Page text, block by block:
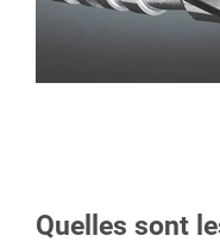
Quelles sont